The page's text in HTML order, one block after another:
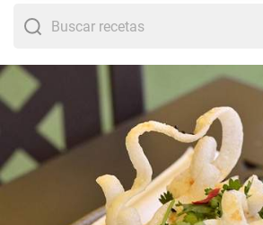
Marinera - Receta fácil y rápida.
paté de la berenjena